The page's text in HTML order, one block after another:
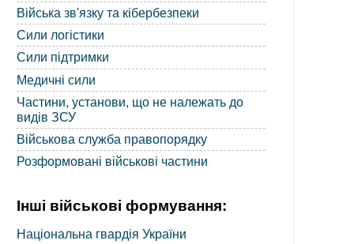
Війська зв'язку та кібербезпеки
Сили логістики
Сили підтримки
Медичні сили
Частини, установи, що не належать до
видів ЗСУ
Військова служба правопорядку
Розформовані військові частини
Інші військові формування:
Національна гвардія України